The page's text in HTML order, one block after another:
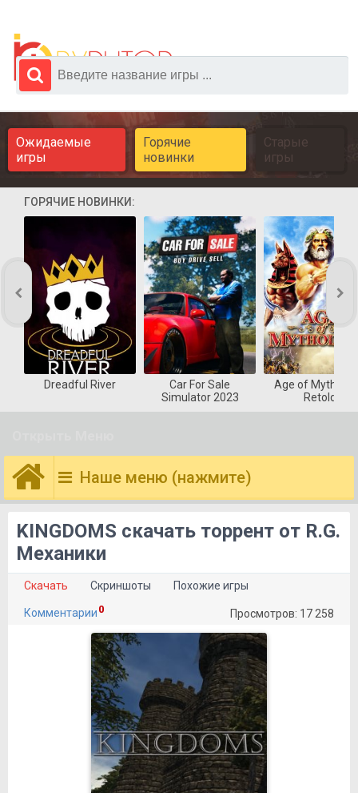
Ожидаемые
игры
Горячие
новинки
Старые
игры
ГОРЯЧИЕ НОВИНКИ:
Dreadful River
Car For Sale
Simulator 2023
Age of
Retold
Наше меню (нажмите)
KINGDOMS скачать торрент от R.G.
Механики
Скачать Скриншоты Похожие игры
Комментарии 0 Просмотров: 17 258